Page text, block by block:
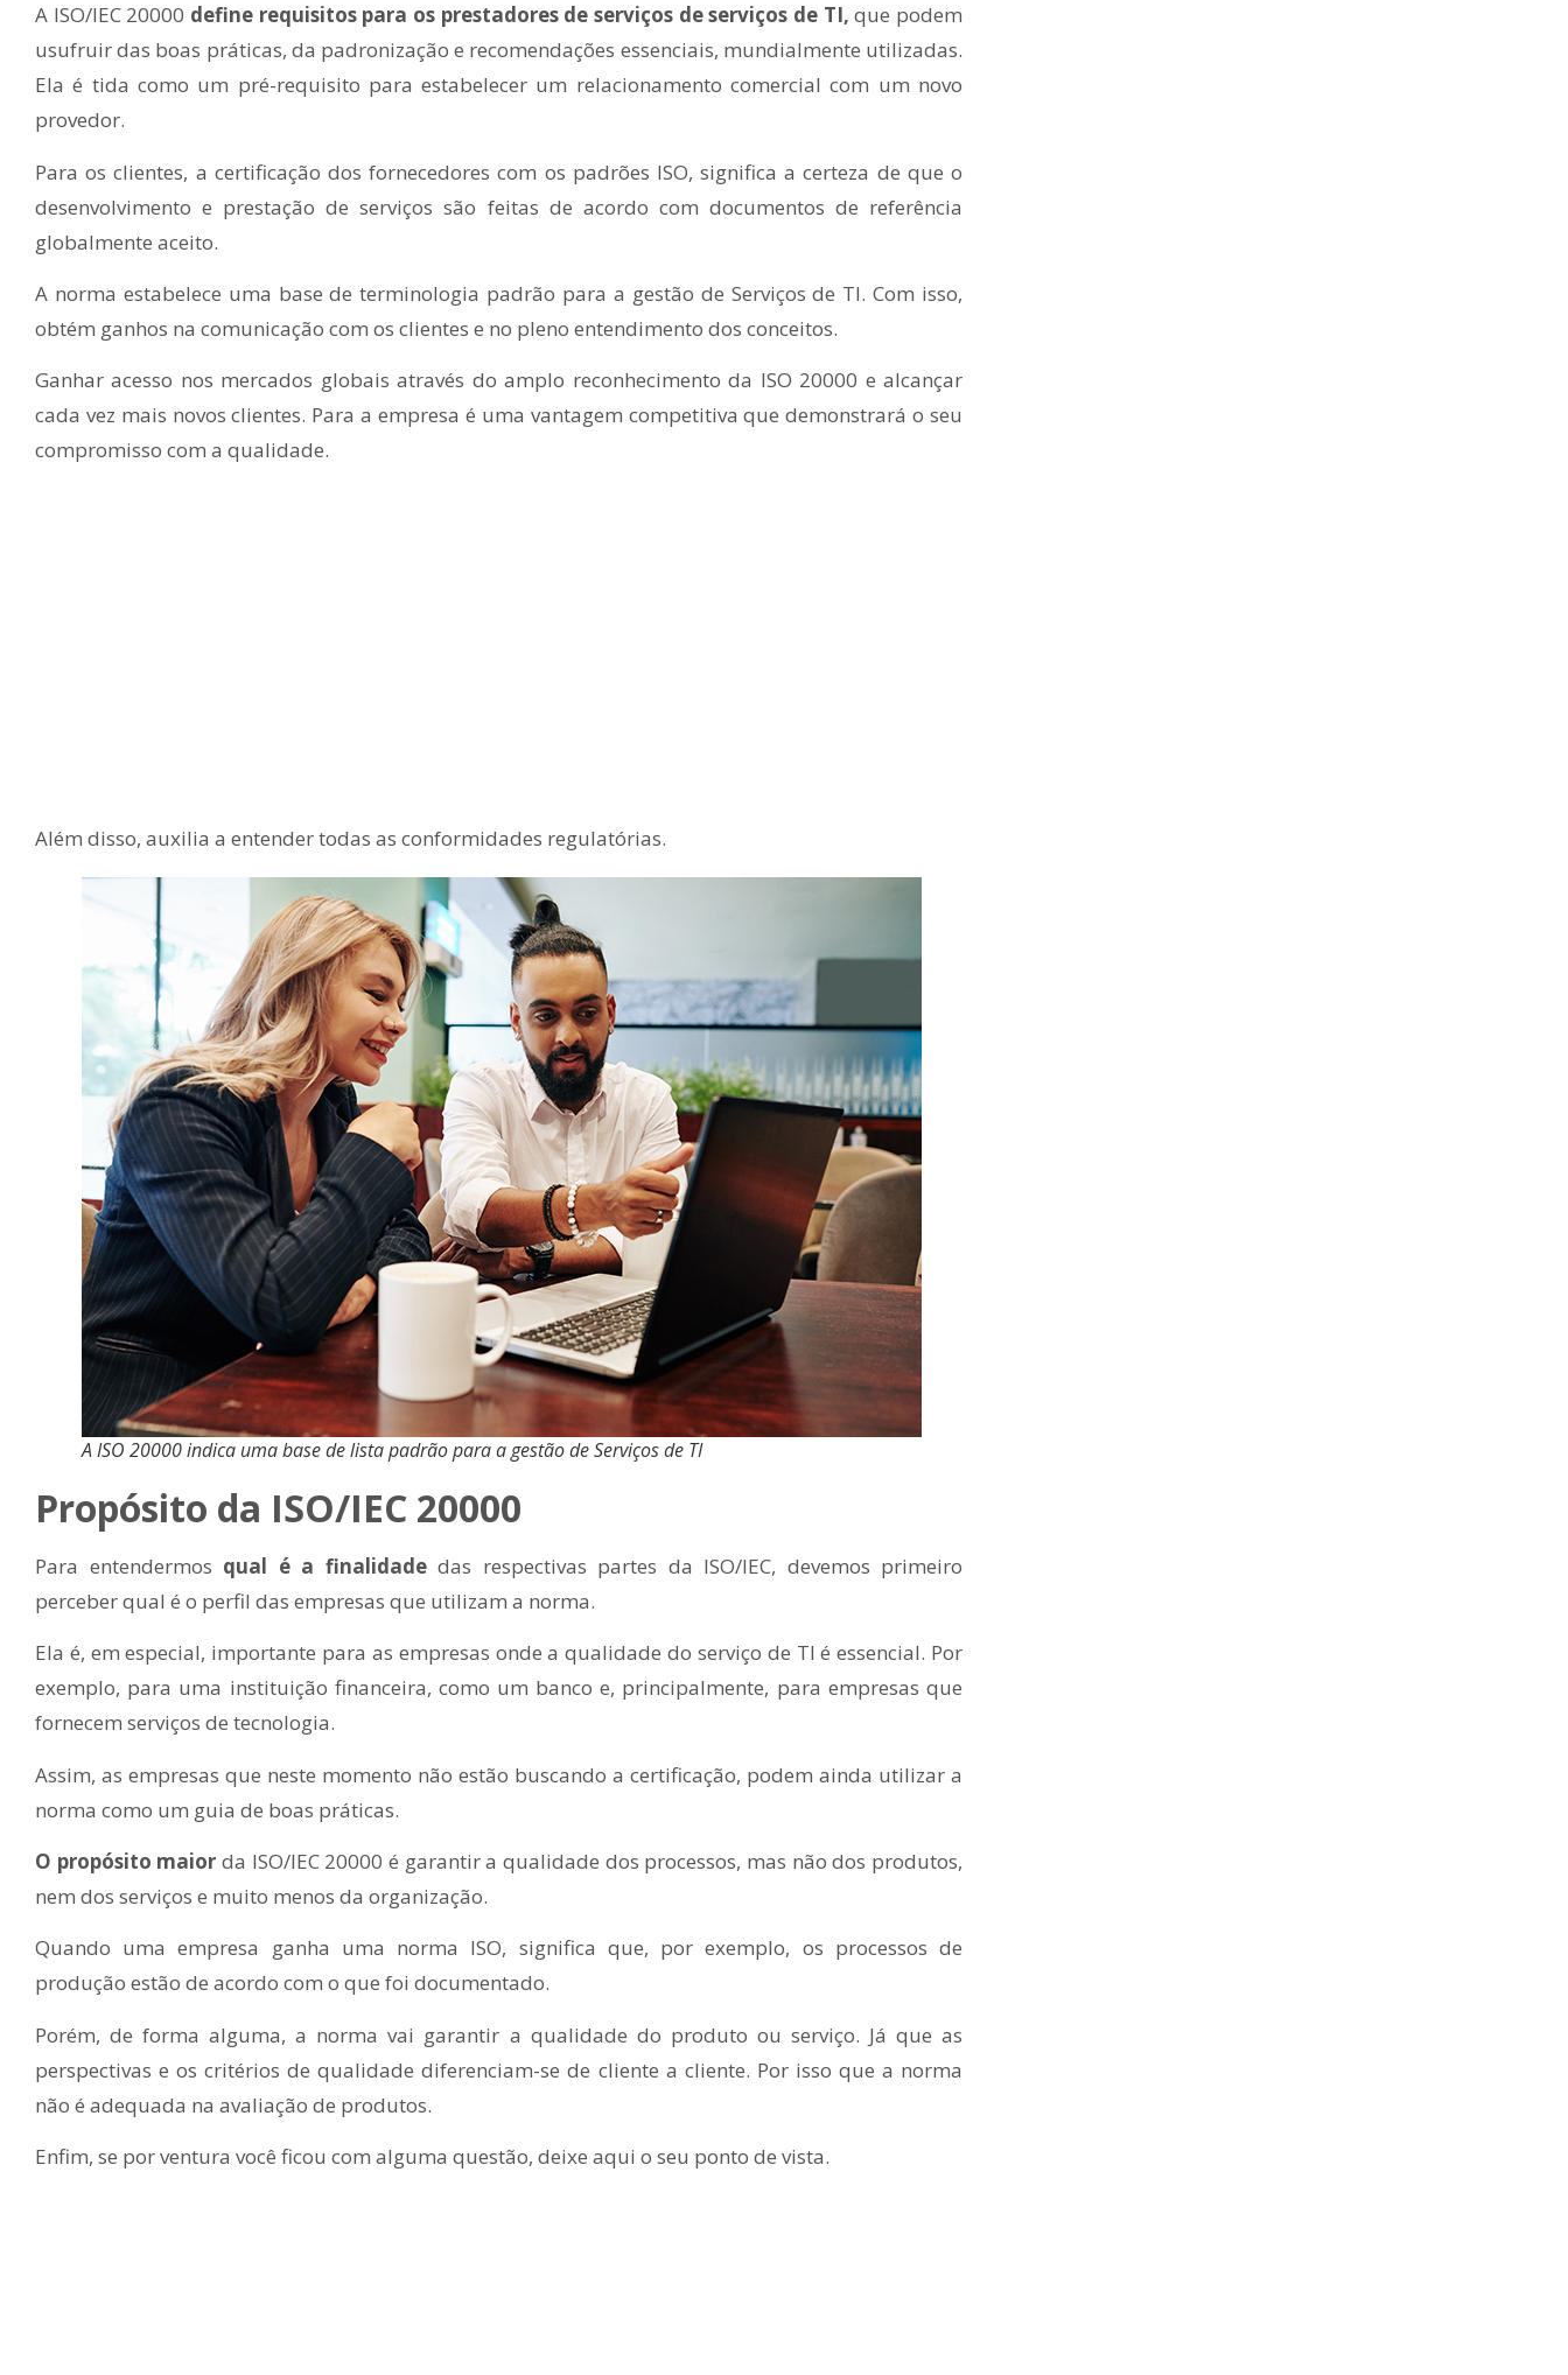
A ISO/IEC 20000 define requisitos para os prestadores de serviços de serviços de TI, que podem
usufruir das boas práticas, da padronização e recomendações essenciais, mundialmente utilizadas.
Ela é tida como um pré-requisito para estabelecer um relacionamento comercial com um novo
provedor.
Para os clientes, a certificação dos fornecedores com os padrões ISO, significa a certeza de que o
desenvolvimento e prestação de serviços são feitas de acordo com documentos de referência
globalmente aceito.
A norma estabelece uma base de terminologia padrão para a gestão de Serviços de TI. Com isso,
obtém ganhos na comunicação com os clientes e no pleno entendimento dos conceitos.
Ganhar acesso nos mercados globais através do amplo reconhecimento da ISO 20000 e alcançar
cada vez mais novos clientes. Para a empresa é uma vantagem competitiva que demonstrará o seu
compromisso com a qualidade.
Além disso, auxilia a entender todas as conformidades regulatórias.
A ISO 20000 indica uma base de lista padrão para a gestão de Serviços de TI
Propósito da ISO/IEC 20000
Para entendermos qual é a finalidadedas respectivas partes da ISO/IEC, devemos primeiro
perceber qual é o perfil das empresas que utilizam a norma.
Ela é, em especial, importante para as empresas onde a qualidade do serviço de TI é essencial. Por
exemplo, para uma instituição financeira, como um banco e, principalmente, para empresas que
fornecem serviços de tecnologia.
Assim, as empresas que neste momento não estão buscando a certificação, podem ainda utilizar a
norma como um guia de boas práticas.
O propósito maior da ISO/IEC 20000 é garantir a qualidade dos processos, mas não dos produtos,
nem dos serviços e muito menos da organização.
Quando uma empresa ganha uma norma ISO, significa que, por exemplo, os processos de
produção estão de acordo com o que foi documentado.
Porém, de forma alguma, a norma vai garantir a qualidade do produto ou serviço. Já que as
perspectivas e os critérios de qualidade diferenciam-se de cliente a cliente. Por isso que a norma
não é adequada na avaliação de produtos.
Enfim, se por ventura você ficou com alguma questão, deixe aqui o seu ponto de vista.